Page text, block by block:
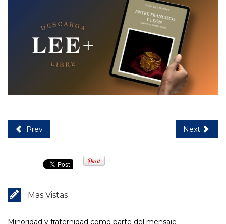
Prev Next
Mas Vistas
Minoridad y fraternidad como parte del mensaje